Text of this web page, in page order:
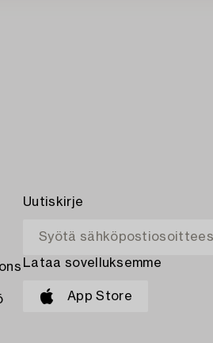
Uutiskirje
Lataa sovelluksemme
App Store